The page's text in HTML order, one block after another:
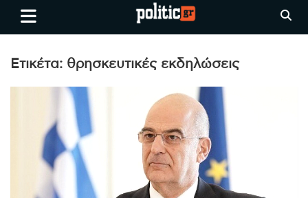
Skip
Ειδήσεις απο τη
Θεσσαλονίκη, την Ελλάδα και
όλο τον Κόσμο
politic.gr
Ετικέτα: θρησκευτικές εκδηλώσεις